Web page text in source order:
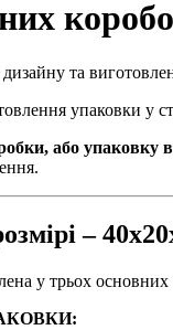
та
упаковки
або упаковку
–
у трьох основних